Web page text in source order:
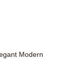
Modern